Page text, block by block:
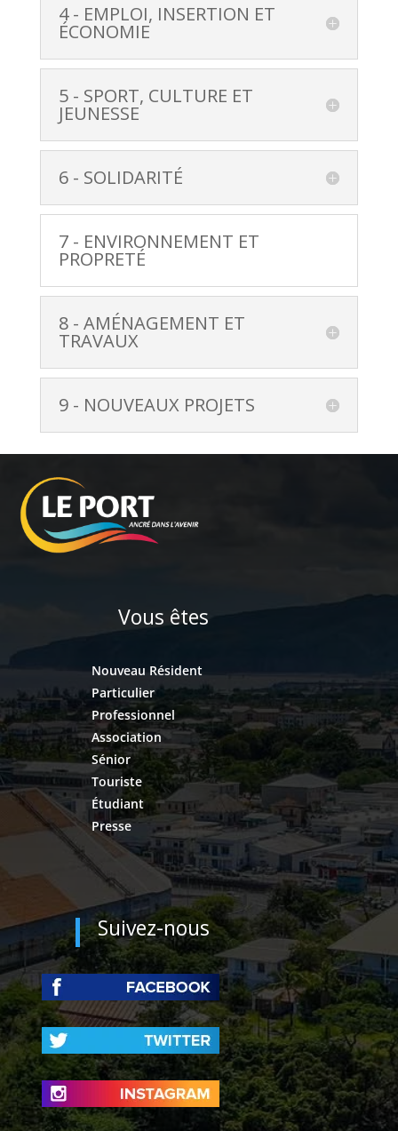
4 - EMPLOI, INSERTION ET
ÉCONOMIE
5 - SPORT, CULTURE ET
JEUNESSE
6 - SOLIDARITÉ
7 - ENVIRONNEMENT ET
PROPRETÉ
8 - AMÉNAGEMENT ET
TRAVAUX
9 - NOUVEAUX PROJETS
Vous êtes
Nouveau Résident
Particulier
Professionnel
Association
Sénior
Touriste
Étudiant
Presse
Suivez-nous